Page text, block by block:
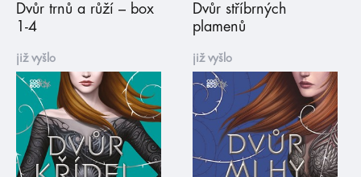
Dvůr trnů a růží – box
1-4
Dvůr stříbrných
plamenů
již vyšlo již vyšlo